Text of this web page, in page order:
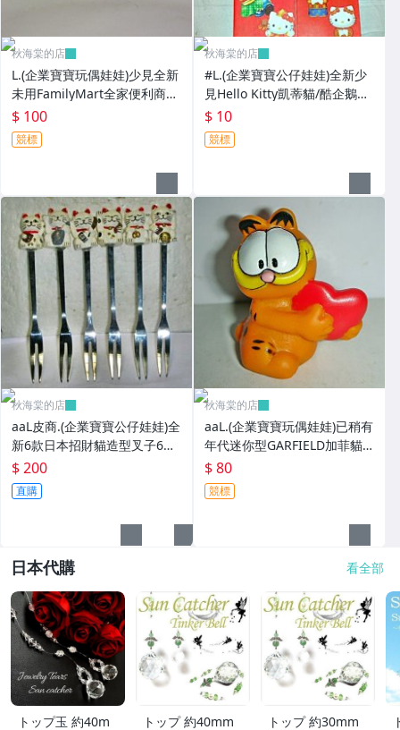
秋海棠的店
L.(企業寶寶玩偶娃娃)少見全新
未用FamilyMart全家便利商店
鐵質筆盒!--值得擁有!
$ 100
競標
秋海棠的店
#L.(企業寶寶公仔娃娃)全新少
見Hello Kitty凱蒂貓/酷企鵝造
型紅包袋5個一套誠泰銀行所
贈!
$ 10
競標
秋海棠的店
aaL皮商.(企業寶寶公仔娃娃)全
新6款日本招財貓造型叉子6
入!!--造型都不一樣值得收藏!!/
大4/-P
$ 200
直購
秋海棠的店
aaL.(企業寶寶玩偶娃娃)已稍有
年代迷你型GARFIELD加菲貓
拿紅色心型造型公仔!--保存良
好值得收藏!/6房樂箱1
$ 80
競標
日本代購 看全部
トップ玉 約40m
トップ 約40mm
トップ 約30mm